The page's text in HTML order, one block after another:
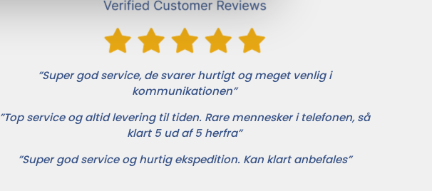
”Super god service, de svarer hurtigt og meget venlig i
kommunikationen”
”Top service og altid levering til tiden. Rare mennesker i telefonen, så
klart 5 ud af 5 herfra”
”Super god service og hurtig ekspedition. Kan klart anbefales”